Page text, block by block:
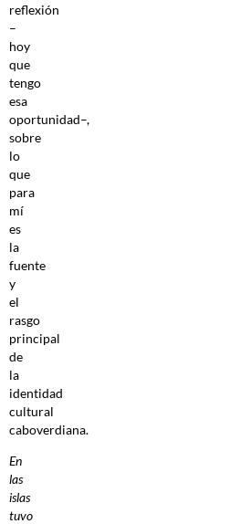
reflexión
–
hoy
que
tengo
esa
oportunidad–,
sobre
lo
que
para
mí
es
la
fuente
y
el
rasgo
principal
de
la
identidad
cultural
caboverdiana.
En
las
islas
tuvo